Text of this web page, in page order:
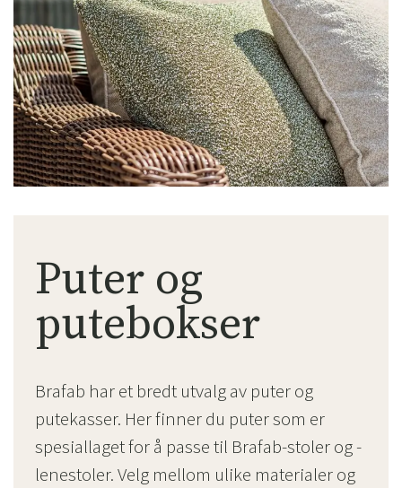
Puter og
putebokser
Brafab har et bredt utvalg av puter og
putekasser. Her finner du puter som er
spesiallaget for å passe til Brafab-stoler og -
lenestoler. Velg mellom ulike materialer og